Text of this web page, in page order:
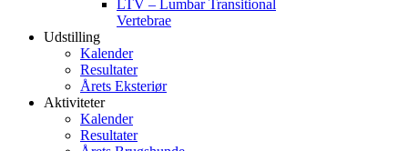
LTV – Lumbar Transitional
Vertebrae
Udstilling
Kalender
Resultater
Årets Eksteriør
Aktiviteter
Kalender
Resultater